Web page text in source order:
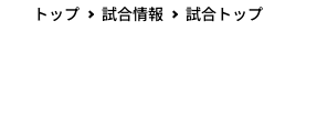
トップ 試合情報 試合トップ